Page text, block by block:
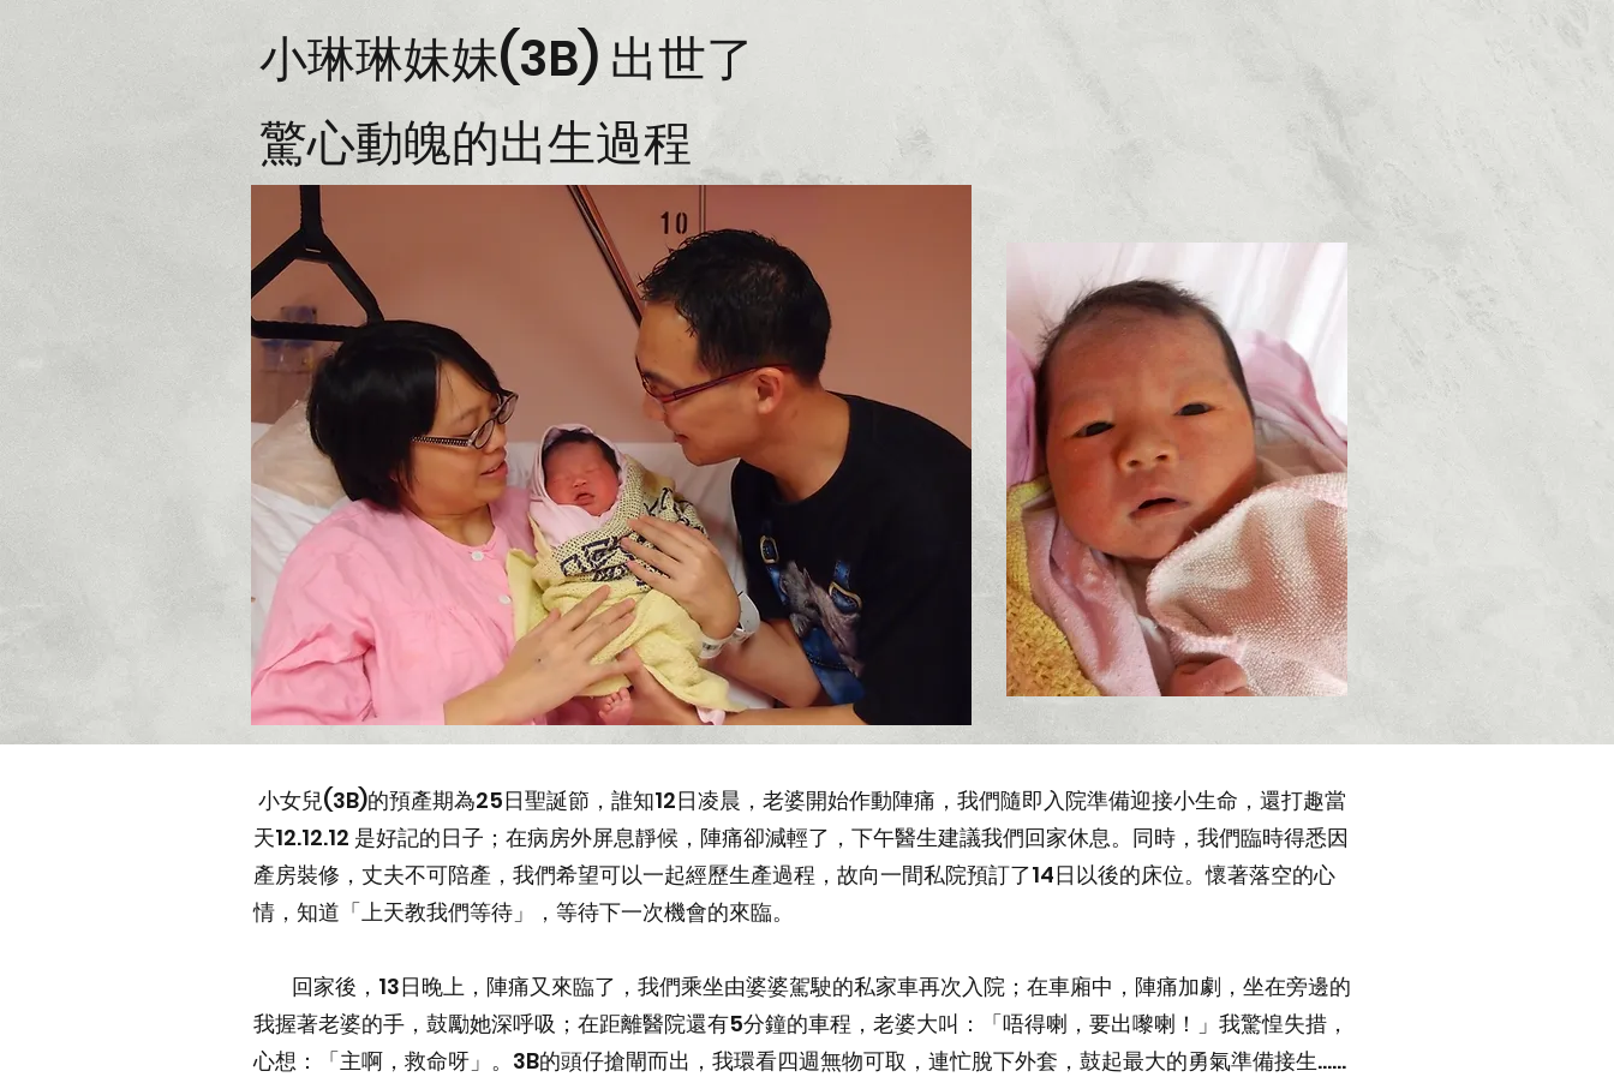
小琳琳妹妹(3B) 出世了
驚心動魄的出生過程
小女兒(3B)的預產期為25日聖誕節，誰知12日凌晨，老婆開始作動陣痛，我們隨即入院準備迎接小生命，還打趣當
天12.12.12 是好記的日子；在病房外屏息靜候，陣痛卻減輕了，下午醫生建議我們回家休息。同時，我們臨時得悉因
產房裝修，丈夫不可陪產，我們希望可以一起經歷生產過程，故向一間私院預訂了14日以後的床位。懷著落空的心
情，知道「上天教我們等待」，等待下一次機會的來臨。
回家後，13日晚上，陣痛又來臨了，我們乘坐由婆婆駕駛的私家車再次入院；在車廂中，陣痛加劇，坐在旁邊的
我握著老婆的手，鼓勵她深呼吸；在距離醫院還有5分鐘的車程，老婆大叫：「唔得喇，要出嚟喇！」我驚惶失措，
心想：「主啊，救命呀」。3B的頭仔搶閘而出，我環看四週無物可取，連忙脫下外套，鼓起最大的勇氣準備接生……